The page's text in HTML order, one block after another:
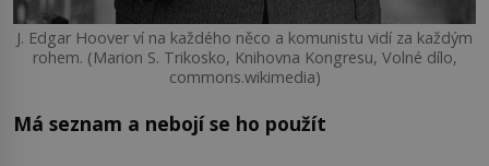
J. Edgar Hoover ví na každého něco a komunistu vidí za každým
rohem. (Marion S. Trikosko, Knihovna Kongresu, Volné dílo,
commons.wikimedia)
Má seznam a nebojí se ho použít